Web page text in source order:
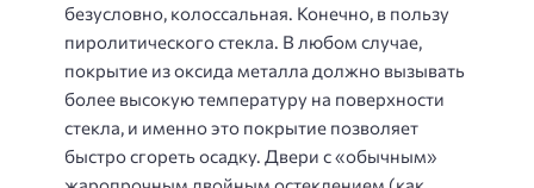
безусловно, колоссальная. Конечно, в пользу
пиролитического стекла. В любом случае,
покрытие из оксида металла должно вызывать
более высокую температуру на поверхности
стекла, и именно это покрытие позволяет
быстро сгореть осадку. Двери с «обычным»